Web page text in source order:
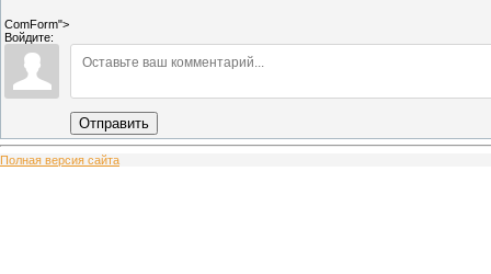
ComForm">
Войдите:
Отправить
Полная версия сайта